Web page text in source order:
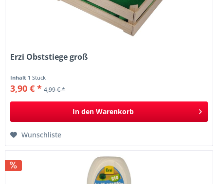
Erzi Obststiege groß
Inhalt 1 Stück
3,90 € * 4,99 € *
In den Warenkorb
Wunschliste